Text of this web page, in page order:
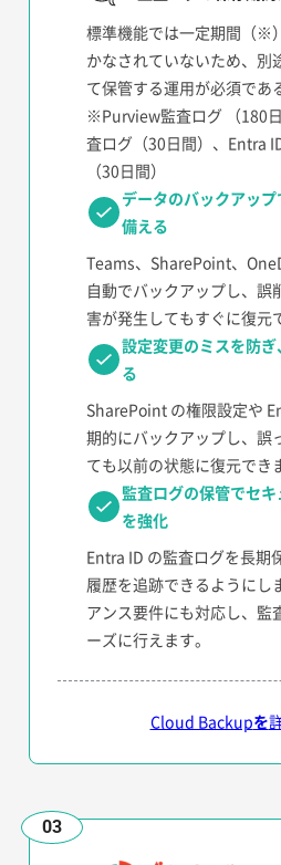
標準機能では一定期間（※
かなされていないため、別
て保管する運用が必須であ
※Purview監査ログ （180
査ログ（30日間）、Entra
（30日間）
データのバックアッ
備える
Teams、SharePoint、
自動でバックアップし、誤
害が発生してもすぐに復元
設定変更のミスを防
る
SharePoint の権限設定や
期的にバックアップし、誤
ても以前の状態に復元でき
監査ログの保管でセ
を強化
Entra ID の監査ログを長期
履歴を追跡できるようにし
アンス要件にも対応し、監
ーズに行えます。
Cloud Backupを
03